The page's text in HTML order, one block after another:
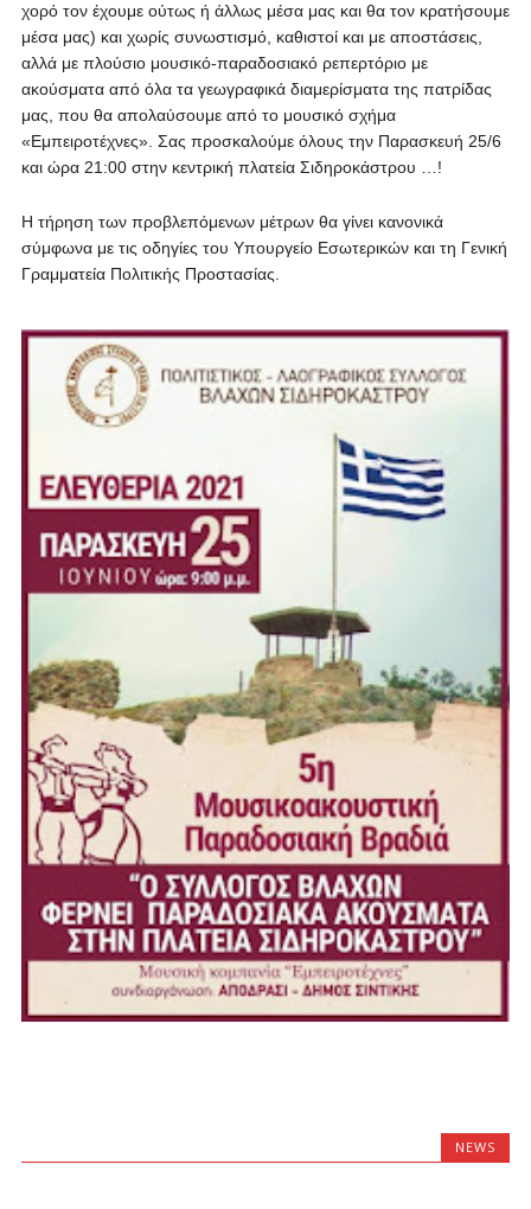
χορό τον έχουμε ούτως ή άλλως μέσα μας και θα τον κρατήσουμε
μέσα μας) και χωρίς συνωστισμό, καθιστοί και με αποστάσεις,
αλλά με πλούσιο μουσικό-παραδοσιακό ρεπερτόριο με
ακούσματα από όλα τα γεωγραφικά διαμερίσματα της πατρίδας
μας, που θα απολαύσουμε από το μουσικό σχήμα
«Εμπειροτέχνες». Σας προσκαλούμε όλους την Παρασκευή 25/6
και ώρα 21:00 στην κεντρική πλατεία Σιδηροκάστρου …!
Η τήρηση των προβλεπόμενων μέτρων θα γίνει κανονικά
σύμφωνα με τις οδηγίες του Υπουργείο Εσωτερικών και τη Γενική
Γραμματεία Πολιτικής Προστασίας.
NEWS